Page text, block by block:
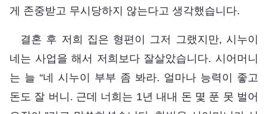
게 존중받고 무시당하지 않는다고 생각했습니다.
결혼 후 저희 집은 형편이 그저 그랬지만, 시누이
네는 사업을 해서 저희보다 잘살았습니다. 시어머니
는 늘 “네 시누이 부부 좀 봐라. 얼마나 능력이 좋고
돈도 잘 버니. 근데 너희는 1년 내내 돈 몇 푼 못 벌어